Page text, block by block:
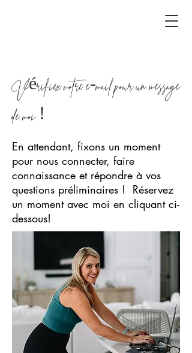
Vérifiez votre e-mail pour un message
de moi !
En attendant, fixons un moment
pour nous connecter, faire
connaissance et répondre à vos
questions préliminaires ! Réservez
un moment avec moi en cliquant ci-
dessous!